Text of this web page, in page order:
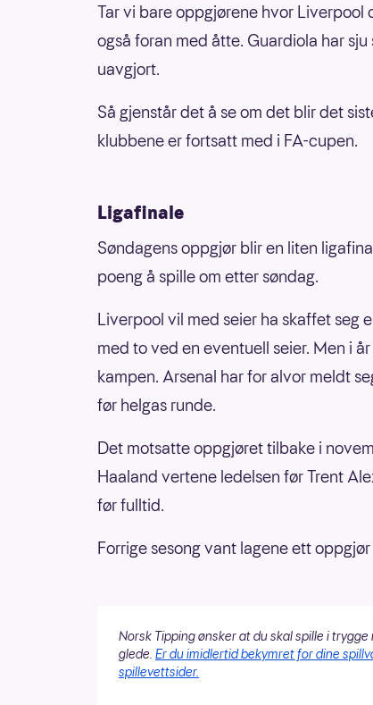
Tar vi bare oppgjørene hvor
også foran med åtte. Guardiola har
uavgjort.
Så gjenstår det å se om det blir det
klubbene er fortsatt med i FA-cupen.
Ligafinale
Søndagens oppgjør blir en liten
poeng å spille om etter søndag.
Liverpool vil med seier ha skaffet seg
med to ved en eventuell seier. Men i
kampen. Arsenal har for alvor meldt
før helgas runde.
Det motsatte oppgjøret tilbake i
Haaland vertene ledelsen før Trent
før fulltid.
Forrige sesong vant lagene ett oppgjør
Norsk Tipping ønsker at du skal spille i
glede. Er du imidlertid bekymret for dine
spillevettsider.